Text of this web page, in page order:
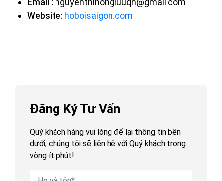
Email : nguyenthihongluuqn@gmail.com
Website: hoboisaigon.com
Đăng Ký Tư Vấn
Quý khách hàng vui lòng để lại thông tin bên
dưới, chúng tôi sẽ liên hệ với Quý khách trong
vòng ít phút!